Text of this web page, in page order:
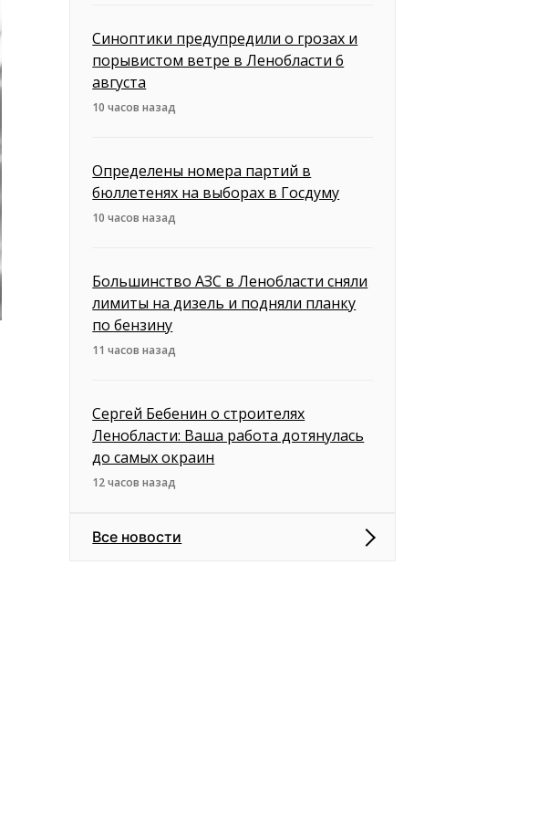
Синоптики предупредили о грозах и
порывистом ветре в Ленобласти 6
августа
10 часов назад
Определены номера партий в
бюллетенях на выборах в Госдуму
10 часов назад
Большинство АЗС в Ленобласти сняли
лимиты на дизель и подняли планку
по бензину
11 часов назад
Сергей Бебенин о строителях
Ленобласти: Ваша работа дотянулась
до самых окраин
12 часов назад
Все новости